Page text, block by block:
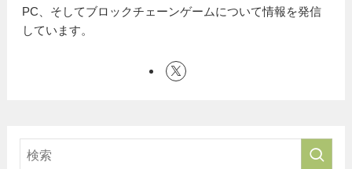
PC、そしてブロックチェーンゲームについて情報を発信
しています。